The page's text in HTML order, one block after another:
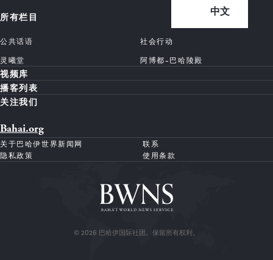
中文
所有栏目
公共话语
社会行动
灵曦堂
阿博都-巴哈陵殿
视频库
播客列表
关注我们
Bahai.org
关于巴哈伊世界新闻网
联系
隐私政策
使用条款
© 2026 巴哈伊国际社团。保留所有权利。